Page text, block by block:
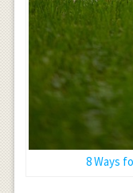
8 Ways